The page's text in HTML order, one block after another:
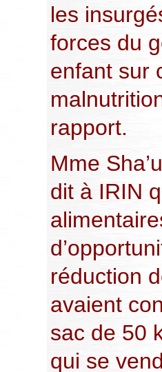
les
forces du
enfant sur
rapport.
Mme
dit à IRIN
réduction
avaient
sac de 50
qui se